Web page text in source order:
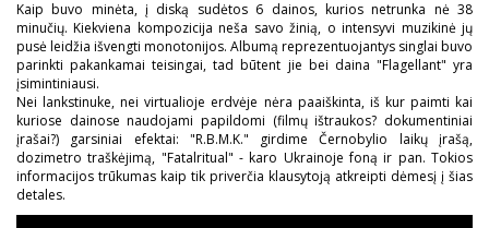
Kaip buvo minėta, į diską sudėtos 6 dainos, kurios netrunka nė 38
minučių. Kiekviena kompozicija neša savo žinią, o intensyvi muzikinė jų
pusė leidžia išvengti monotonijos. Albumą reprezentuojantys singlai buvo
parinkti pakankamai teisingai, tad būtent jie bei daina "Flagellant" yra
įsimintiniausi.
Nei lankstinuke, nei virtualioje erdvėje nėra paaiškinta, iš kur paimti kai
kuriose dainose naudojami papildomi (filmų ištraukos? dokumentiniai
įrašai?) garsiniai efektai: "R.B.M.K." girdime Černobylio laikų įrašą,
dozimetro traškėjimą, "Fatalritual" - karo Ukrainoje foną ir pan. Tokios
informacijos trūkumas kaip tik priverčia klausytoją atkreipti dėmesį į šias
detales.